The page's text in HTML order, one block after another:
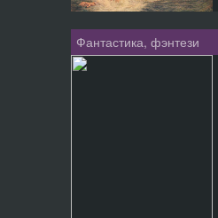
Фантастика, фэнтези